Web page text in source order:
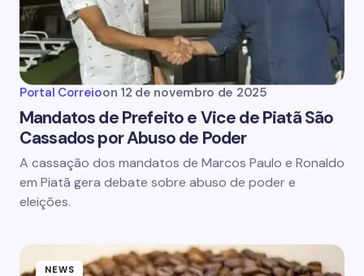
Portal Correioon 12 de novembro de 2025
Mandatos de Prefeito e Vice de Piatã São
Cassados por Abuso de Poder
A cassação dos mandatos de Marcos Paulo e Ronaldo
em Piatã gera debate sobre abuso de poder e
eleições.
NEWS